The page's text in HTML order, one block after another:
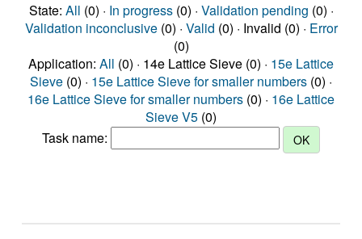
State: All (0) · In progress(0) · Validation pending (0) ·
Validation inconclusive(0) · Valid (0) · Invalid (0) · Error
(0)
Application: All (0) · 14e Lattice Sieve (0) · 15e Lattice
Sieve (0) · 15e Lattice Sieve for smaller numbers (0) ·
16e Lattice Sieve for smaller numbers (0) · 16e Lattice
Sieve V5 (0)
Task name: